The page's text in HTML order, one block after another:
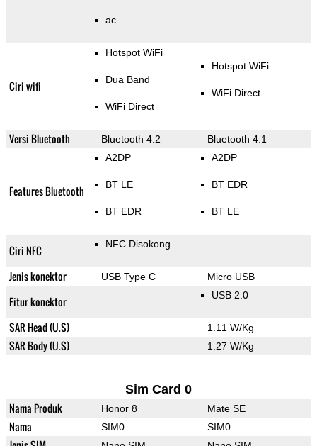
ac
Ciri wifi
Hotspot WiFi
Dua Band
WiFi Direct
Hotspot WiFi
WiFi Direct
Versi Bluetooth Bluetooth 4.2 Bluetooth 4.1
Features Bluetooth
A2DP
BT LE
BT EDR
A2DP
BT EDR
BT LE
Ciri NFC NFC Disokong
Jenis konektor USB Type C Micro USB
Fitur konektor USB 2.0
SAR Head (U.S) 1.11 W/Kg
SAR Body (U.S) 1.27 W/Kg
Sim Card 0
Nama Produk Honor 8 Mate SE
Nama SIM0 SIM0